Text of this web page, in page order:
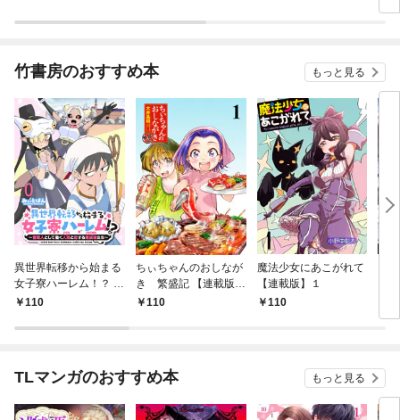
竹書房のおすすめ本 もっと見る
異世界転移から始まる
女子寮ハーレム！？ ～
管理人として働く人間
【連載版】０
110
ちぃちゃんのおしなが
き 繁盛記 【連載版】
１110
魔法少女にあこがれて
【連載版】１
110
TLマンガのおすすめ本 もっと見る